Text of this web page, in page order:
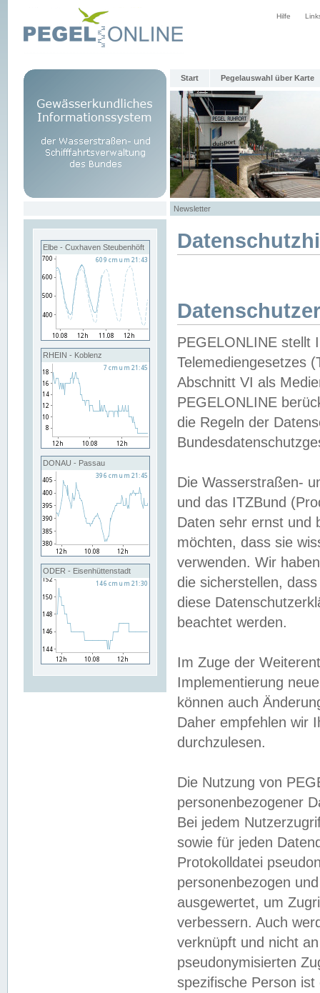
Hilfe
Start Pegelauswahl über Karte
Newsletter
Elbe - Cuxhaven Steubenhöft
RHEIN - Koblenz
DONAU - Passau
ODER - Eisenhüttenstadt
PEGELONLINE stellt
Telemediengesetzes
Abschnitt VI als
PEGELONLINE
die Regeln der
Die Wasserstraßen-
und das ITZBund
Daten sehr ernst und
möchten, dass sie
verwenden. Wir
die sicherstellen,
diese
beachtet werden.
Im Zuge der
Implementierung
können auch
Daher empfehlen wir
durchzulesen.
Die Nutzung von
personenbezogener
Bei jedem
sowie für jeden
Protokolldatei
personenbezogen
ausgewertet, um
verbessern. Auch
verknüpft und nicht
pseudonymisierten
spezifische Person